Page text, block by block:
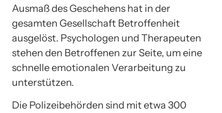
Ausmaß des Geschehens hat in der
gesamten Gesellschaft Betroffenheit
ausgelöst. Psychologen und Therapeuten
stehen den Betroffenen zur Seite, um eine
schnelle emotionalen Verarbeitung zu
unterstützen.
Die Polizeibehörden sind mit etwa 300